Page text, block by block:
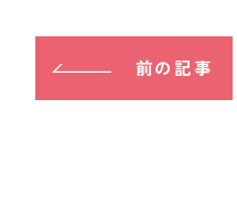
前の記事